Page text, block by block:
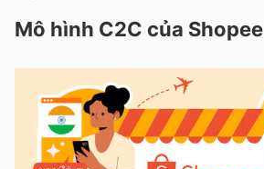
Mô hình C2C của Shopee